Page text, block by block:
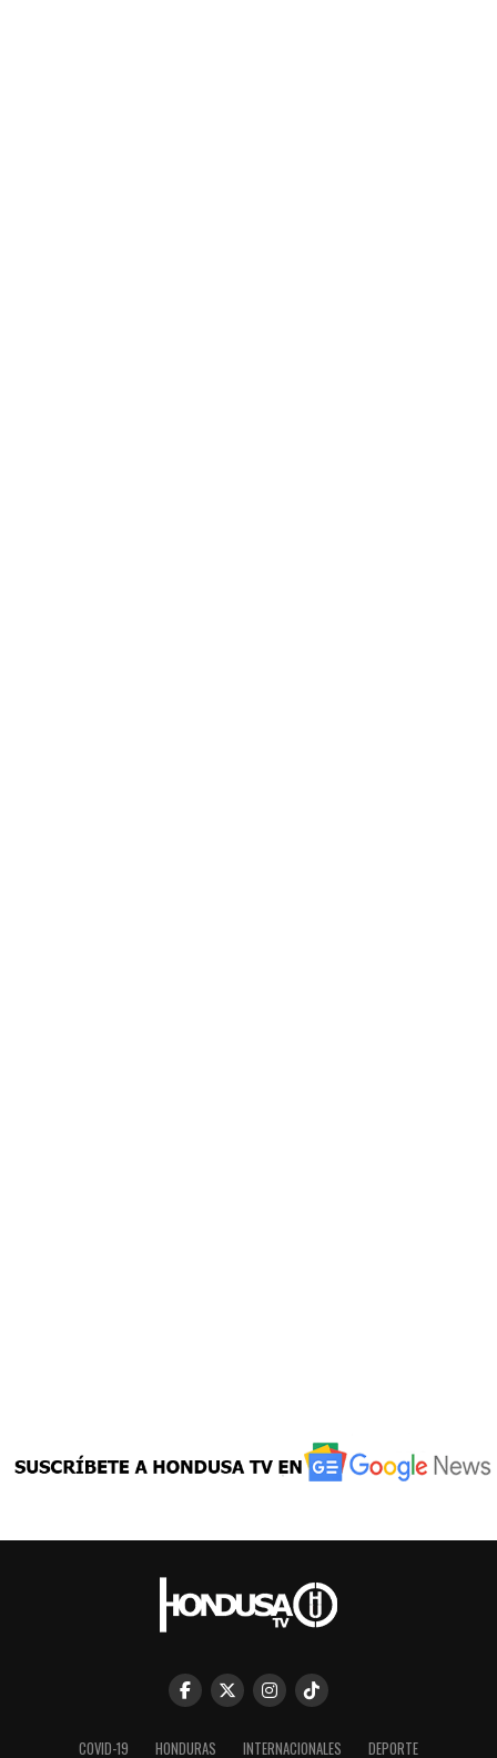
COVID-19 HONDURAS INTERNACIONALES DEPORTE